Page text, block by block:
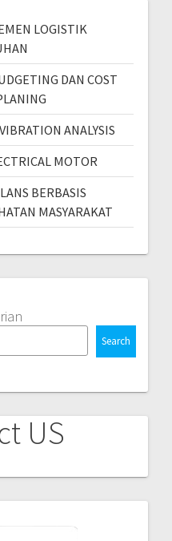
LOGISTIK
DAN COST
ANALYSIS
MOTOR
BERBASIS
MASYARAKAT
Search
US